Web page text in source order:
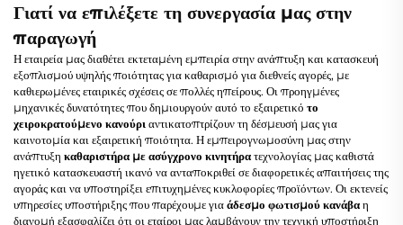
Γιατί να επιλέξετε τη συνεργασία μας στην
παραγωγή
Η εταιρεία μας διαθέτει εκτεταμένη εμπειρία στην ανάπτυξη και κατασκευή
εξοπλισμού υψηλής ποιότητας για καθαρισμό για διεθνείς αγορές, με
καθιερωμένες εταιρικές σχέσεις σε πολλές ηπείρους. Οι προηγμένες
μηχανικές δυνατότητες που δημιουργούν αυτό το εξαιρετικό το
χειροκρατούμενο κανούρι αντικατοπτρίζουν τη δέσμευσή μας για
καινοτομία και εξαιρετική ποιότητα. Η εμπειρογνωμοσύνη μας στην
ανάπτυξη καθαριστήρα με ασύγχρονο κινητήρατεχνολογίας μας καθιστά
ηγετικό κατασκευαστή ικανό να ανταποκριθεί σε διαφορετικές απαιτήσεις της
αγοράς και να υποστηρίξει επιτυχημένες κυκλοφορίες προϊόντων. Οι εκτενείς
υπηρεσίες υποστήριξης που παρέχουμε γιαάδεσμο φωτισμού κανάβαη
διανομή εξασφαλίζει ότι οι εταίροι μας λαμβάνουν την τεχνική υποστήριξη